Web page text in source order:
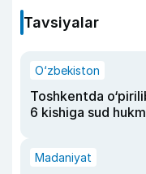
Tavsiyalar
O‘zbekiston
Toshkentda
6 kishiga sud
Madaniyat